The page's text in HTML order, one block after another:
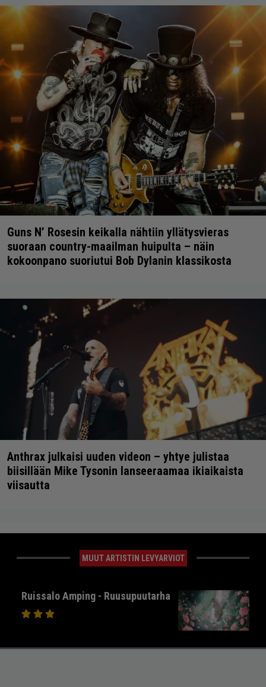
Guns N’ Rosesin keikalla nähtiin yllätysvieras
suoraan country-maailman huipulta – näin
kokoonpano suoriutui Bob Dylanin klassikosta
Anthrax julkaisi uuden videon – yhtye julistaa
biisillään Mike Tysonin lanseeraamaa ikiaikaista
viisautta
MUUT ARTISTIN LEVYARVIOT
Ruissalo Amping - Ruusupuutarha